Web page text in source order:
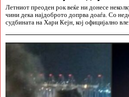
Летниот преоден рок веќе ни донесе
чини дека најдоброто допрва доаѓа. Со
судбината на Хари Кејн, кој официјално